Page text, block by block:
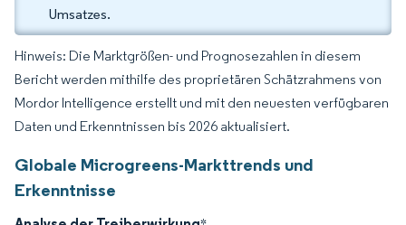
Umsatzes.
Hinweis: Die Marktgrößen- und Prognosezahlen in diesem
Bericht werden mithilfe des proprietären Schätzrahmens von
Mordor Intelligence erstellt und mit den neuesten verfügbaren
Daten und Erkenntnissen bis 2026 aktualisiert.
Globale Microgreens-Markttrends und
Erkenntnisse